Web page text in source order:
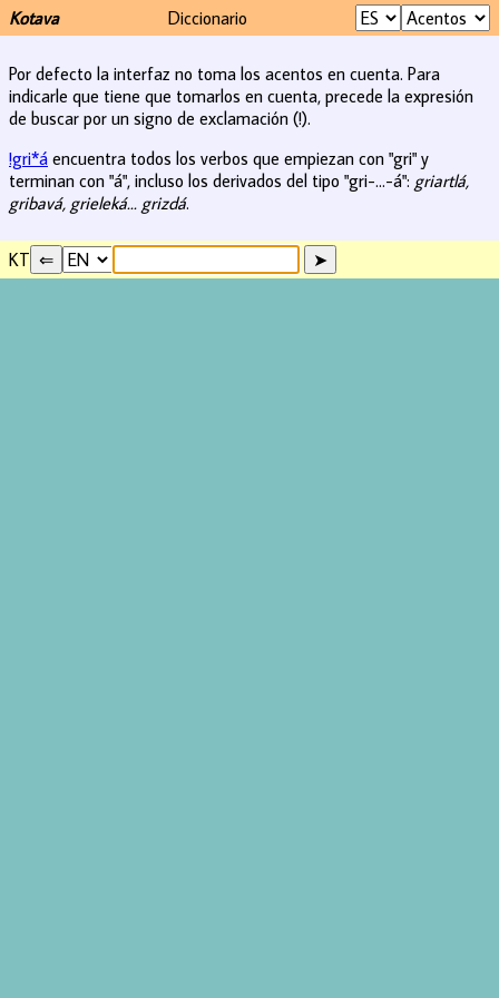
Kotava Diccionario
Por defecto la interfaz no toma los acentos en cuenta. Para
indicarle que tiene que tomarlos en cuenta, precede la expresión
de buscar por un signo de exclamación (!).
!gri*á encuentra todos los verbos que empiezan con "gri" y
terminan con "á", incluso los derivados del tipo "gri-...-á": griartlá,
gribavá, grieleká... grizdá.
KT